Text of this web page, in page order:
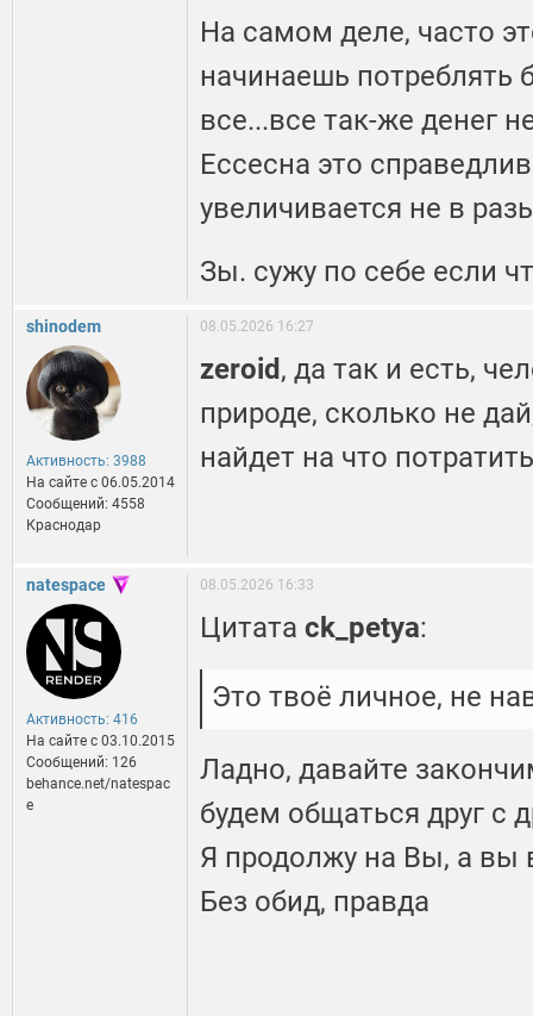
На самом деле, часто
начинаешь потреблять
все...все так-же денег
Ессесна это
увеличивается не в
Зы. сужу по себе если
shinodem
Активность: 3988
На сайте c 06.05.2014
Сообщений: 4558
Краснодар
08.05.2026 16:27
zeroid , да так и есть,
природе, сколько не
найдет на что потратить
natespace
Активность: 416
На сайте c 03.10.2015
Сообщений: 126
behance.net/natespac
e
08.05.2026 16:33
Цитата ck_petya:
Это твоё личное, не
Ладно, давайте
будем общаться друг с
Я продолжу на Вы, а вы
Без обид, правда